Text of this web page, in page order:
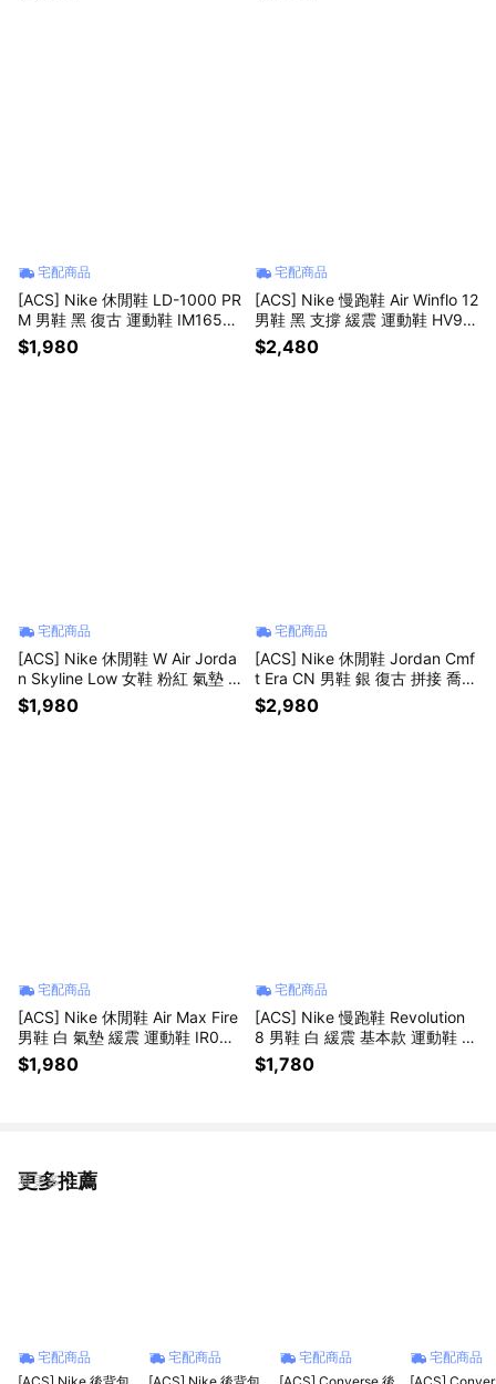
宅配商品
[ACS] Nike 休閒鞋 LD-1000 PR
M 男鞋 黑 復古 運動鞋 IM1651-
001
$1,980
宅配商品
[ACS] Nike 慢跑鞋 Air Winflo 12
男鞋 黑 支撐 緩震 運動鞋 HV92
72-002
$2,480
宅配商品
[ACS] Nike 休閒鞋 W Air Jorda
n Skyline Low 女鞋 粉紅 氣墊 I
Q0704-100
$1,980
宅配商品
[ACS] Nike 休閒鞋 Jordan Cmf
t Era CN 男鞋 銀 復古 拼接 喬丹
196 IW2023-011
$2,980
宅配商品
[ACS] Nike 休閒鞋 Air Max Fire
男鞋 白 氣墊 緩震 運動鞋 IR081
9-100
$1,980
宅配商品
[ACS] Nike 慢跑鞋 Revolution
8 男鞋 白 緩震 基本款 運動鞋 H
J9198-122
$1,780
更多推薦
看更多
宅配商品
宅配商品
宅配商品
宅配商品